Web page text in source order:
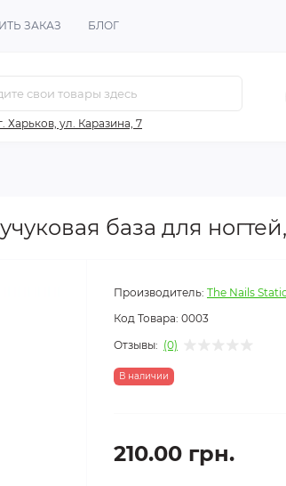
ЗАКАЗ БЛОГ
Харьков, ул. Каразина, 7
база для
Производитель: The Nails
Код Товара: 0003
Отзывы: (0)
В наличии
210.00 грн.